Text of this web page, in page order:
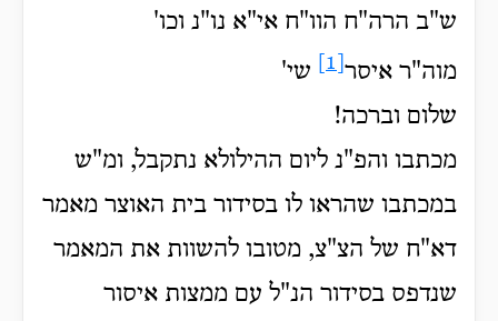
ש"ב הרה"ח הוו"ח אי"א נו"נ וכו'
מוה"ר איסר
שי'
שלום וברכה!
מכתבו והפ"נ ליום ההילולא נתקבל, ומ"ש
במכתבו שהראו לו בסידור בית האוצר מאמר
דא"ח של הצ"צ, מטובו להשוות את המאמר
שנדפס בסידור הנ"ל עם ממצות איסור